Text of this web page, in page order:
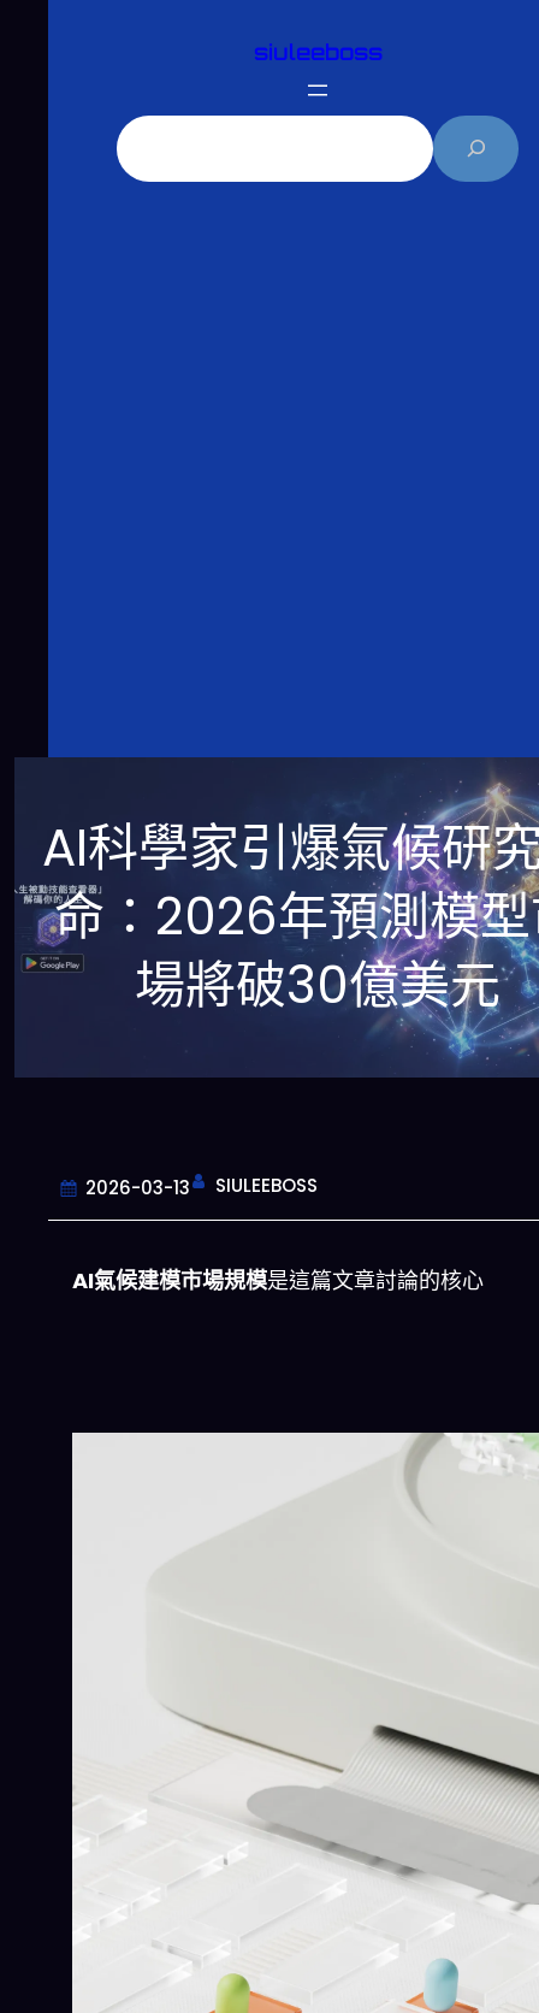
siuleeboss
AI科學家引爆氣候研
命：2026年預測模
場將破30億美元
2026-03-13 SIULEEBOSS
AI氣候建模市場規模是這篇文章討論的核心